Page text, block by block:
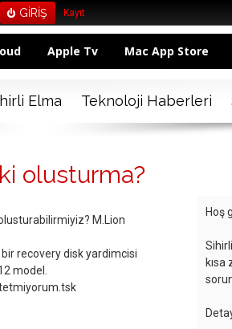
Kayıt
Apple Tv Mac App Store
Elma Teknoloji Haberleri
olusturma?
M.Lion
recovery disk yardimcisi
model.
Hoş